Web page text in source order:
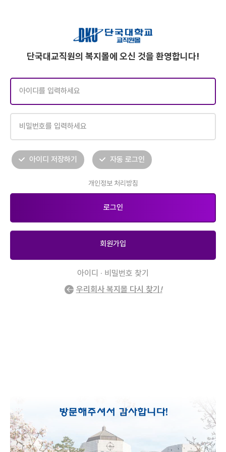
단국대교직원의 복지몰에 오신 것을 환영합니다!
아이디 저장하기 자동 로그인
개인정보 처리방침
회원가입
아이디 · 비밀번호 찾기
우리회사 복지몰 다시 찾기 !